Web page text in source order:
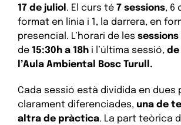
17de juliol . El curs té 7 sessions, 6
format en línia i 1 , la darrera,en
presencial . L’horari de les sessions
de 15:30h a 18h i l’última sessió, de
l’Aula Ambiental Bosc Turull.
Cada sessió està dividida en dues
clarament diferenciades, una de
altra de pràctica. La part teòrica